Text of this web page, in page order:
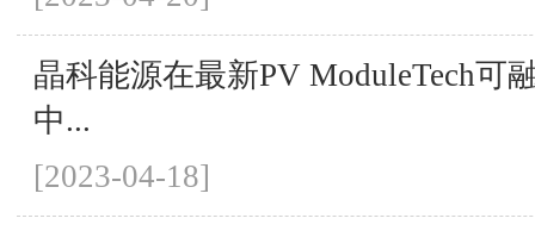
晶科能源在最新PV ModuleTech可
中...
[2023-04-18]